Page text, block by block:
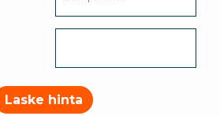
Laske hinta